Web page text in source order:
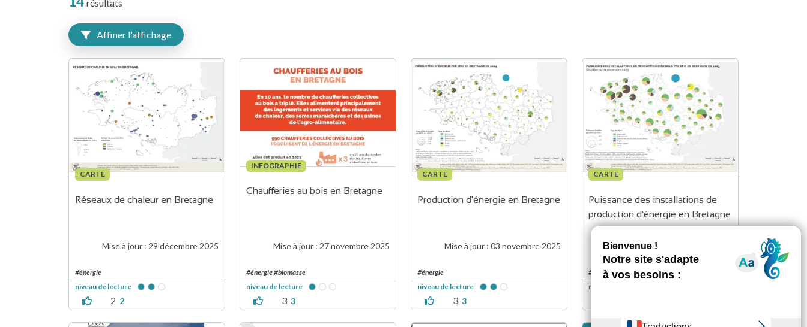
résultats
Affiner l'affichage
CARTE
Réseaux de chaleur en Bretagne
Mise à jour : 29 décembre 2025
#énergie
niveau de lecture
2 2
INFOGRAPHIE
Chaufferies au bois en Bretagne
Mise à jour : 27 novembre 2025
#énergie #biomasse
niveau de lecture
3 3
CARTE
Production d'énergie en Bretagne
Mise à jour : 03 novembre 2025
#énergie
niveau de lecture
3 3
CARTE
Puissance des installations de
production d'énergie en Bretagne
Mise à jour :
#énergie
niveau de lecture